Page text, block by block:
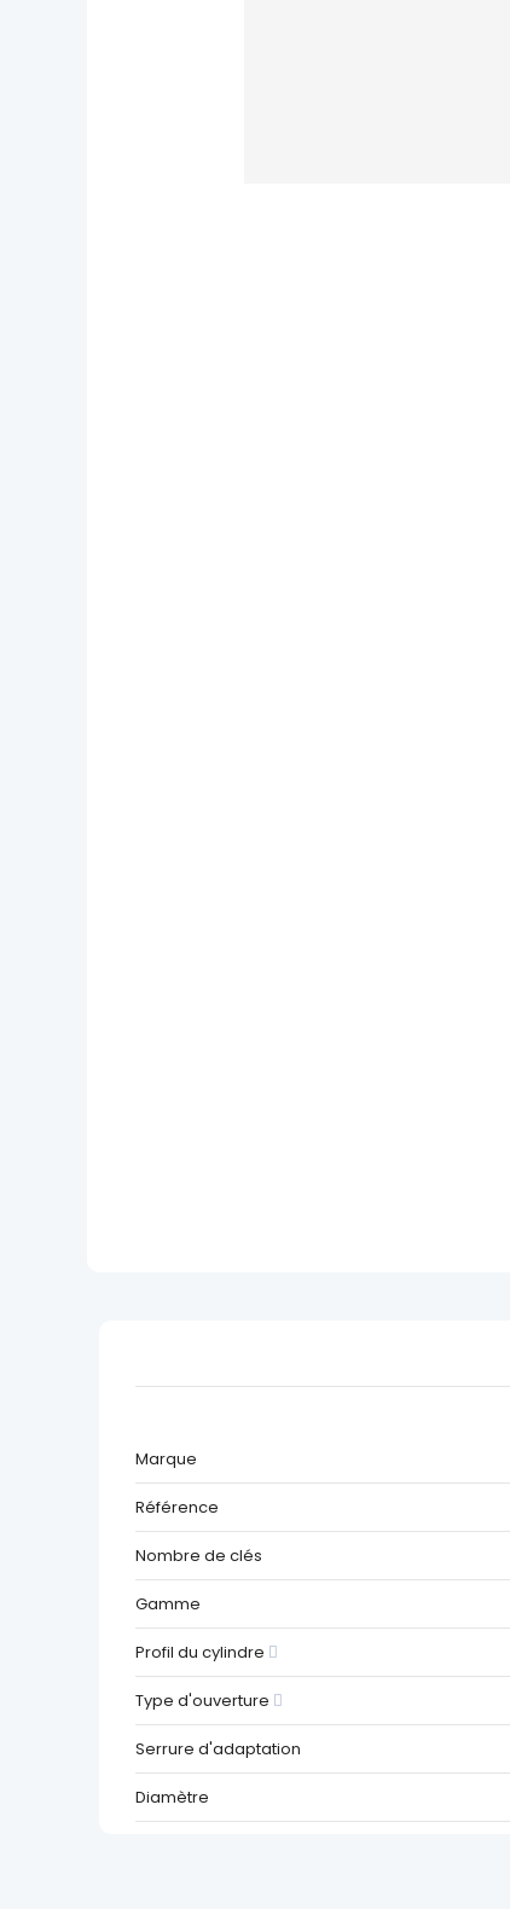
Marque
Référence
Nombre de clés
Gamme
Profil du cylindre
Type d'ouverture
Serrure d'adaptation
Diamètre